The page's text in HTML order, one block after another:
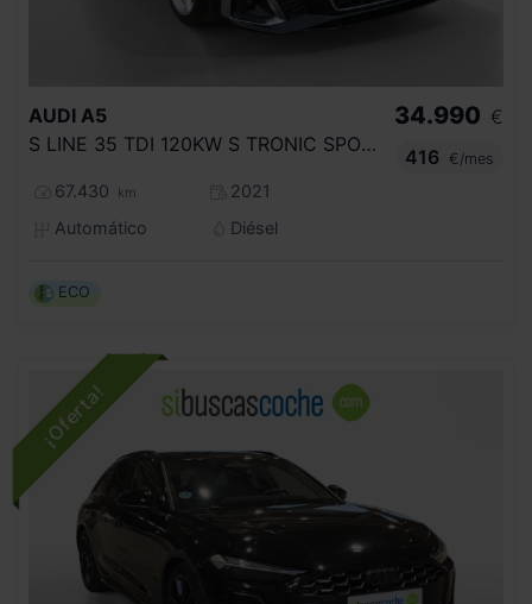
AUDI A5
S LINE 35 TDI 120KW S TRONIC SPORTBACK
67.430 km
2021
Automático
Diésel
34.990 €
416
€/mes
ECO